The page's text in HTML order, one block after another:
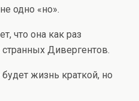
одно «но».
что она как раз
Дивергентов.
жизнь краткой, но